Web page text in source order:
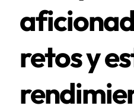
retos y